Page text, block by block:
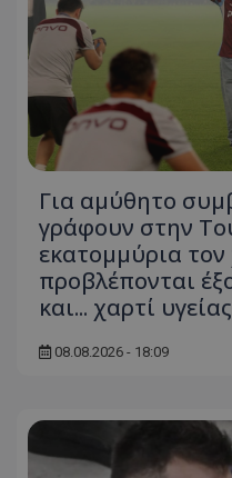
Για αμύθητο
γράφουν στην
εκατομμύρια τον
προβλέπονται
και... χαρτί υγείας
08.08.2026 - 18:09